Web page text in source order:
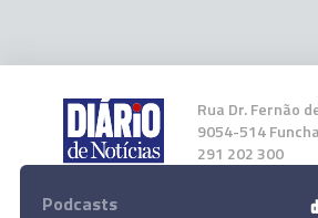
Rua Dr. Fernão
9054-514
291 202 300
Instale a nossa App
Podcasts